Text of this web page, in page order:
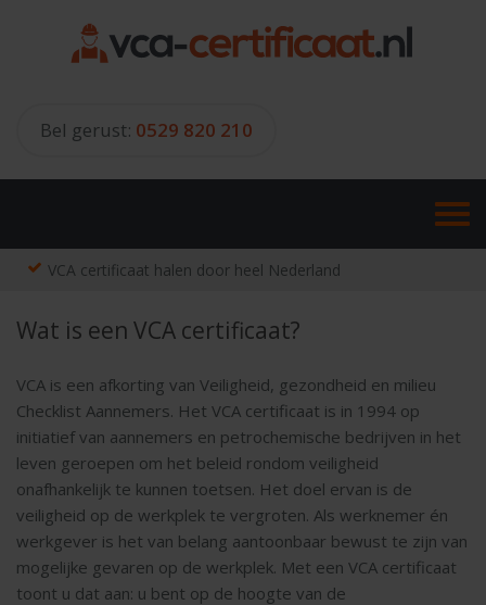
Bel gerust: 0529 820 210
VCA certificaat halen door heel Nederland
Wat is een VCA certificaat?
VCA is een afkorting van Veiligheid, gezondheid en milieu
Checklist Aannemers. Het VCA certificaat is in 1994 op
initiatief van aannemers en petrochemische bedrijven in het
leven geroepen om het beleid rondom veiligheid
onafhankelijk te kunnen toetsen. Het doel ervan is de
veiligheid op de werkplek te vergroten. Als werknemer én
werkgever is het van belang aantoonbaar bewust te zijn van
mogelijke gevaren op de werkplek. Met een VCA certificaat
toont u dat aan: u bent op de hoogte van de